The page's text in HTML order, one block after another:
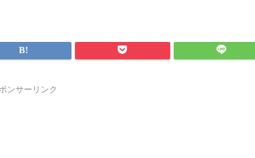
ンサーリンク